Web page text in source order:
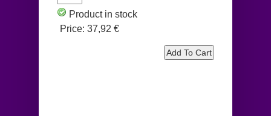
Product in stock
Price: 37,92 €